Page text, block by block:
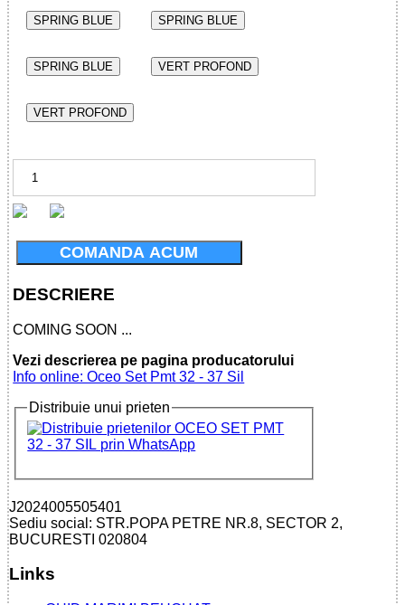
SPRING BLUE SPRING BLUE
SPRING BLUE VERT PROFOND
VERT PROFOND
COMANDA ACUM
DESCRIERE
COMING SOON ...
Vezi descrierea pe pagina producatorului
Info online: Oceo Set Pmt 32 - 37 Sil
Distribuie unui prieten
J2024005505401
Sediu social: STR.POPA PETRE NR.8, SECTOR 2,
BUCURESTI 020804
Links